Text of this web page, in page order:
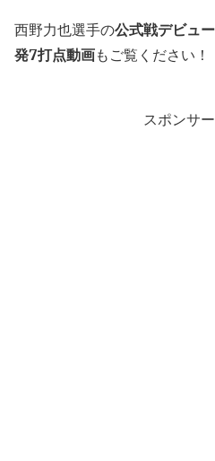
西野力也選手の公式戦デビュ
発7打点動画もご覧ください！
スポンサ